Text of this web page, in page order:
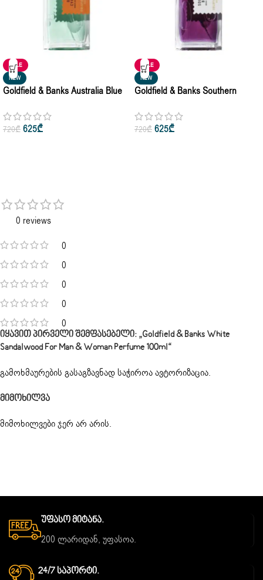
SALE
NEW
Goldfield & Banks Australia Blue
Concentrate 100ml
720₾ 625₾
SALE
NEW
Goldfield & Banks Southern
Concentrate 100ml
720₾ 625₾
0 reviews
0
0
0
0
0
Მიმოხილვა
მიმოხილვები ჯერ არ არის.
Იყავით Პირველი Შემფასებელი: „Goldfield & Banks White
Sandalwood For Man & Woman Perfume 100ml“
გამოხმაურების გასაგზავნად საჭიროაავტორიზაცია.
Უფასო Მიტანა.
200 ლარიდან, უფასოა.
24/7 Საპორტი.